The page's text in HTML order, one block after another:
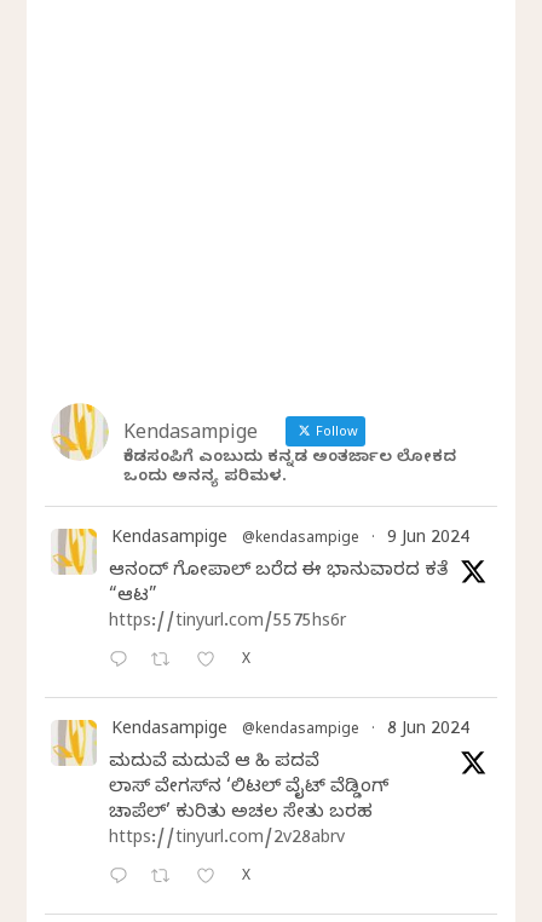
Kendasampige Follow
ಕೆಂಡಸಂಪಿಗೆ ಎಂಬುದು ಕನ್ನಡ ಅಂತರ್ಜಾಲ ಲೋಕದ
ಒಂದು ಅನನ್ಯ ಪರಿಮಳ.
Kendasampige @kendasampige · 9 Jun 2024
ಆನಂದ್‌ ಗೋಪಾಲ್‌ ಬರೆದ ಈ ಭಾನುವಾರದ ಕತೆ
“ಆಟ”
https://tinyurl.com/5575hs6r
X
Kendasampige @kendasampige · 8 Jun 2024
ಮದುವೆ ಮದುವೆ ಆ ಸಿಹಿ ಪದವೆ
ಲಾಸ್‌ ವೇಗಸ್‌ನ ‘ಲಿಟಲ್ ವೈಟ್ ವೆಡ್ಡಿಂಗ್
ಚಾಪೆಲ್’ ಕುರಿತು ಅಚಲ ಸೇತು ಬರಹ
https://tinyurl.com/2v28abrv
X